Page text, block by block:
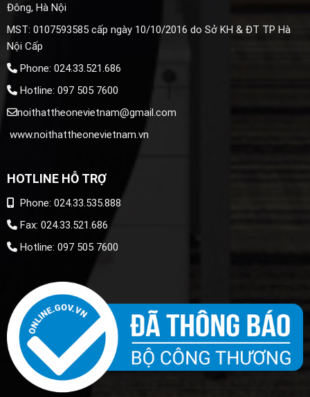
Đông, Hà Nội
MST: 0107593585 cấp ngày 10/10/2016 do Sở KH & ĐT TP Hà
Nội Cấp
Phone: 024.33.521.686
Hotline: 097 505 7600
noithattheonevietnam@gmail.com
www.noithattheonevietnam.vn
HOTLINE HỖ TRỢ
Phone: 024.33.535.888
Fax: 024.33.521.686
Hotline: 097 505 7600